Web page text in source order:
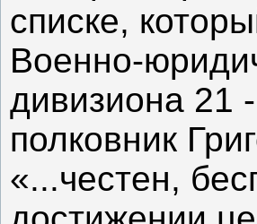
списке,
Военно-
дивизиона 21
полковник
«...честен,